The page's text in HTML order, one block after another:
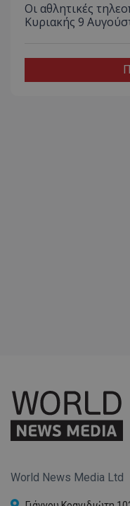
Οι αθλητικές
Κυριακής 9
World News Media Ltd